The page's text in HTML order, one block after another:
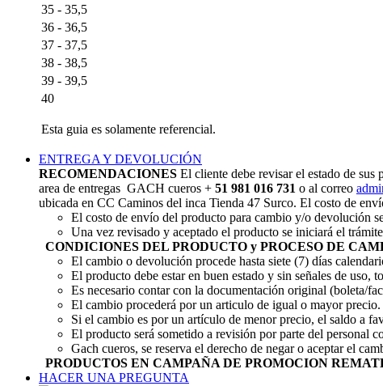
35 - 35,5
36 - 36,5
37 - 37,5
38 - 38,5
39 - 39,5
40
Esta guia es solamente referencial.
ENTREGA Y DEVOLUCIÓN
RECOMENDACIONES El cliente debe revisar el estado de
area de entregas GACH cueros + 51 981 016 731 o al correo
ubicada en CC Caminos del inca Tienda 47 Surco. El costo de
El costo de envío del producto para cambio y/o devolución
Una vez revisado y aceptado el producto se iniciará el
CONDICIONES DEL PRODUCTO y PROCESO DE
El cambio o devolución procede hasta siete (7) días
El producto debe estar en buen estado y sin señales de uso,
Es necesario contar con la documentación original (boleta/
El cambio procederá por un articulo de igual o mayor
Si el cambio es por un artículo de menor precio, el saldo a
El producto será sometido a revisión por parte del personal
Gach cueros, se reserva el derecho de negar o aceptar el
PRODUCTOS EN CAMPAÑA DE PROMOCION
HACER UNA PREGUNTA